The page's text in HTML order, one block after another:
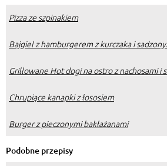
Pizza ze szpinakiem
Bajgiel z hamburgerem z kurczaka i
Grillowane Hot dogi na ostro z nachosami i
Chrupiące kanapki z łososiem
Burger z pieczonymi bakłażanami
Podobne przepisy